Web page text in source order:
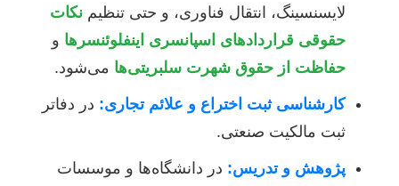
لایسنسینگ، انتقال فناوری، و حتی تنظیم نکات
حقوقی قراردادهای اسپانسری اینفلوئنسرها و
حفاظت از حقوق شهرت سلبریتی‌ها می‌شود.
کارشناسی ثبت اختراع و علائم تجاری: در دفاتر
ثبت مالکیت صنعتی.
پژوهش و تدریس: در دانشگاه‌ها و موسسات